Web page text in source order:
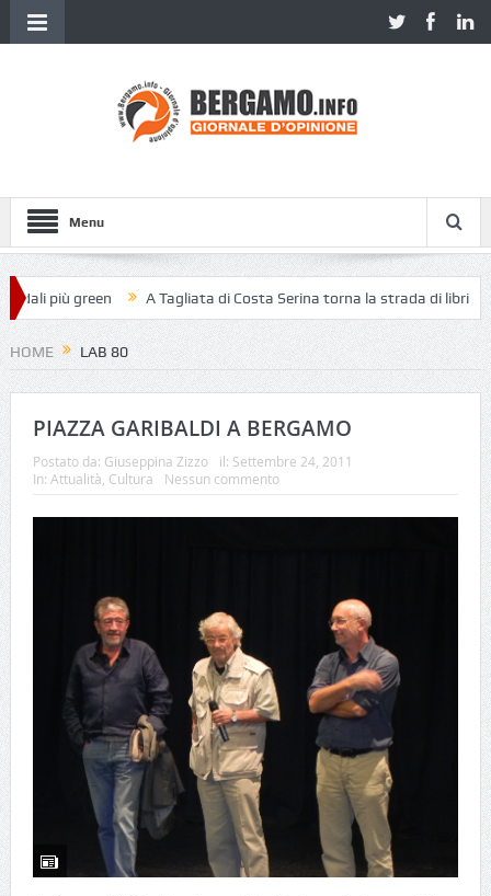
Menu
più green A Tagliata di Costa Serina torna la strada di libri
HOME LAB 80
PIAZZA GARIBALDI A BERGAMO
Postato da: Giuseppina Zizzo il: Settembre 24, 2011
In: Attualità, Cultura Nessun commento